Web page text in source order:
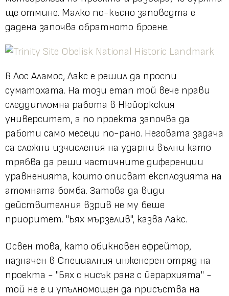
ще отмине. Малко по-късно заповедта е
дадена започва обратното броене.
В Лос Аламос, Лакс е решил да проспи
суматохата. На този етап той вече прави
следдипломна работа в Нюйоркския
университет, а по проекта започва да
работи само месеци по-рано. Неговата задача
са сложни изчисления на ударни вълни като
трябва да реши частичните диференции
уравненията, които описват експлозията на
атомната бомба. Затова да види
действителния взрив не му беше
приоритет. "Бях мързелив", казва Лакс.
Освен това, като обикновен ефрейтор,
назначен в Специалния инженерен отряд на
проекта - "Бях с нисък ранг с йерархията" -
той не е и упълномощен да присъства на